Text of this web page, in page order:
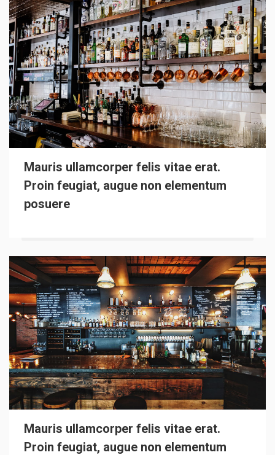
Mauris ullamcorper felis vitae erat.
Proin feugiat, augue non elementum
posuere
Mauris ullamcorper felis vitae erat.
Proin feugiat, augue non elementum